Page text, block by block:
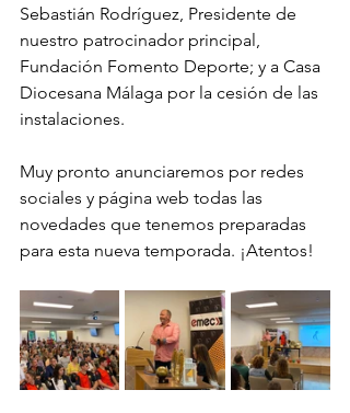
Sebastián Rodríguez, Presidente de
nuestro patrocinador principal,
Fundación Fomento Deporte; y a Casa
Diocesana Málaga por la cesión de las
instalaciones.
Muy pronto anunciaremos por redes
sociales y página web todas las
novedades que tenemos preparadas
para esta nueva temporada. ¡Atentos!